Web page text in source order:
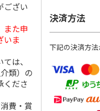
＜お中元＞海苔詰合
料・税込)
＜お中元＞有
卓上焼のり
3,900円
ござい
また申
いま
は、
類）の
くださ
費・賞
決済方法
下記の決済方法